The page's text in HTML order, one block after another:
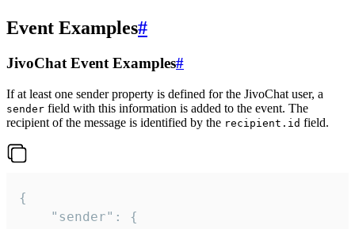
Event Examples#
JivoChat Event Examples#
If at least one sender property is defined for the JivoChat user, a
sender field with this information is added to the event. The
recipient of the message is identified by the recipient.id field.
{